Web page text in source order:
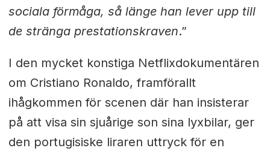
sociala förmåga, så länge han lever upp till
de stränga prestationskraven.”
I den mycket konstiga Netflixdokumentären
om Cristiano Ronaldo, framförallt
ihågkommen för scenen där han insisterar
på att visa sin sjuårige son sina lyxbilar, ger
den portugisiske liraren uttryck för en